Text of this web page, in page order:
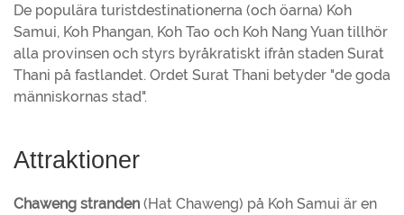
De populära turistdestinationerna (och öarna) Koh
Samui, Koh Phangan, Koh Tao och Koh Nang Yuan tillhör
alla provinsen och styrs byråkratiskt ifrån staden Surat
Thani på fastlandet. Ordet Surat Thani betyder "de goda
människornas stad".
Attraktioner
Chaweng stranden (Hat Chaweng) på Koh Samui är en